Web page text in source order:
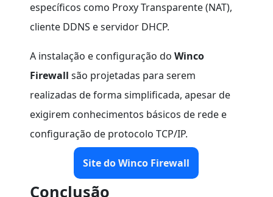
específicos como Proxy Transparente (NAT),
cliente DDNS e servidor DHCP.
A instalação e configuração doWinco
Firewall são projetadas para serem
realizadas de forma simplificada, apesar de
exigirem conhecimentos básicos de rede e
configuração de protocolo TCP/IP.
Site do Winco Firewall
Conclusão